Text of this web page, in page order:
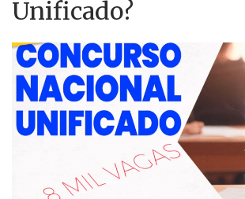
Unificado?